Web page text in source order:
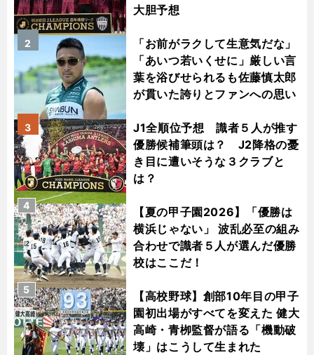
大胆予想
「お前がラクして生意気だな」
「あいつ若いくせに」厳しい言
葉を浴びせられるも佐藤慎太郎
が貫いた誇りとファンへの思い
2
J1全順位予想 識者５人が推す
優勝候補筆頭は？ J2降格の憂
き目に遭いそうな３クラブと
は？
3
【夏の甲子園2026】「優勝は
横浜じゃない」 波乱必至の組み
合わせで識者５人が選んだ優勝
校はここだ！
4
【高校野球】創部10年目の甲子
園初出場がすべてを変えた 健大
高崎・青栁監督が語る「機動破
壊」はこうして生まれた
5